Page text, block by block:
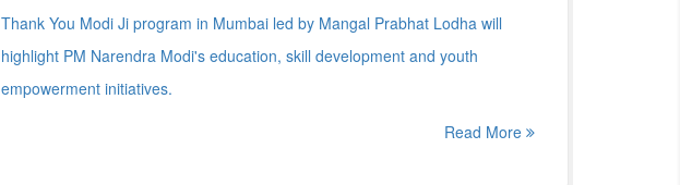
Thank You Modi Ji program in Mumbai led by Mangal Prabhat Lodha will
highlight PM Narendra Modi's education, skill development and youth
empowerment initiatives.
Read More